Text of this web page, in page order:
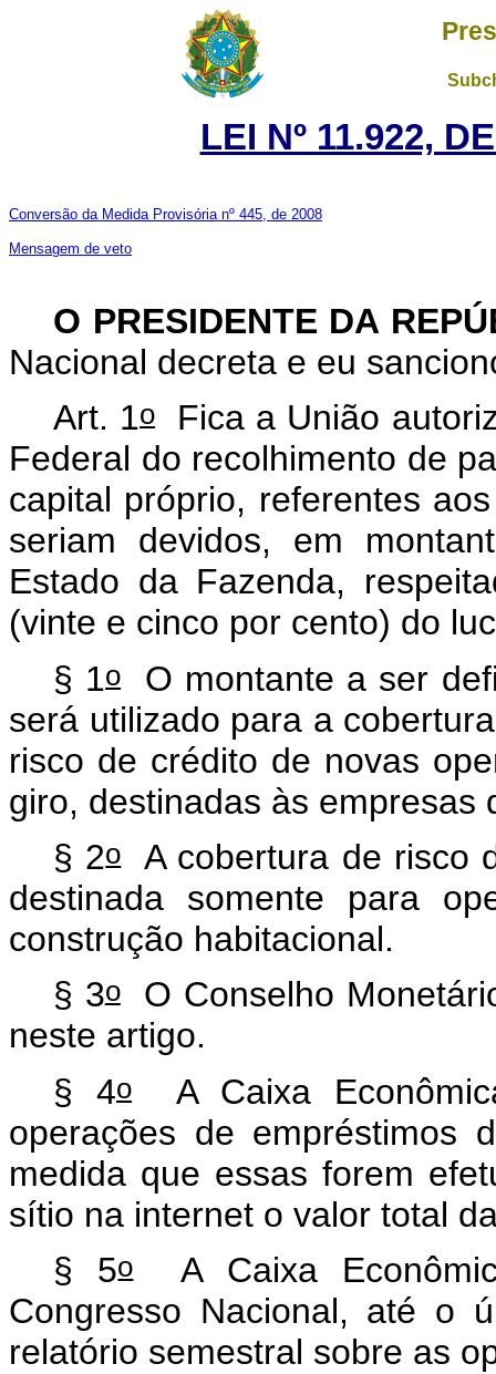
LEI Nº 11.922,
Conversão da Medida Provisória nº 445, de 2008
Mensagem de veto
O PRESIDENTE DA
Nacional decreta e eu
Art. 1oFica a União
Federal do recolhimento de
capital próprio, referentes
seriam devidos, em
Estado da Fazenda,
(vinte e cinco por cento) do
§ 1o
O montante a ser
será utilizado para a
risco de crédito de novas
giro, destinadas às
§ 2oA cobertura de risco
destinada somente para
construção habitacional.
§ 3oO Conselho
neste artigo.
§ 4o A Caixa
operações de
medida que essas forem
sítio na internet o valor total
§ 5oA Caixa
Congresso Nacional, até o
relatório semestral sobre as